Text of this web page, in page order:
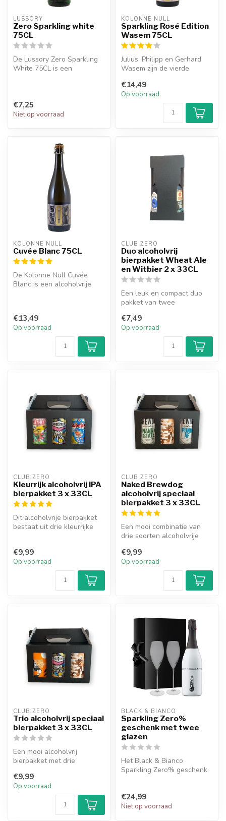
LUSSORY
Zero Sparkling white
75CL
De Lussory Zero Sparkling
White 75CL is een
€7,25
Niet op voorraad
KOLONNE NULL
Sparkling Rosé Edition
Wasem 75CL
Julius, Philipp en Gerhard
Wasem zijn de vierde
Weingut...
€14,49
Op voorraad
KOLONNE NULL
Cuvée Blanc 75CL
De Kolonne Null Cuvée
Blanc is een alcoholvrije
€13,49
Op voorraad
CLUB ZERO
Duo alcoholvrij
bierpakket Wheat Ale
en Witbier 2 x 33CL
Een leuk en compact duo
pakket van twee
alcoholvrije biere...
€7,49
Op voorraad
CLUB ZERO
Kleurrijk alcoholvrij IPA
bierpakket 3 x 33CL
Dit alcoholvrije bierpakket
bestaat uit drie kleurrijke
€9,99
Op voorraad
CLUB ZERO
Naked Brewdog
alcoholvrij speciaal
bierpakket 3 x 33CL
Een mooi combinatie van
drie soorten alcoholvrije
Brewdog e...
€9,99
Op voorraad
CLUB ZERO
Trio alcoholvrij speciaal
bierpakket 3 x 33CL
Een mooi alcoholvrij
bierpakket met drie
alcoholvrije spec...
€9,99
Op voorraad
BLACK & BIANCO
Sparkling Zero%
geschenk met twee
glazen
Het Black & Bianco
Sparkling Zero% geschenk
€24,99
Niet op voorraad